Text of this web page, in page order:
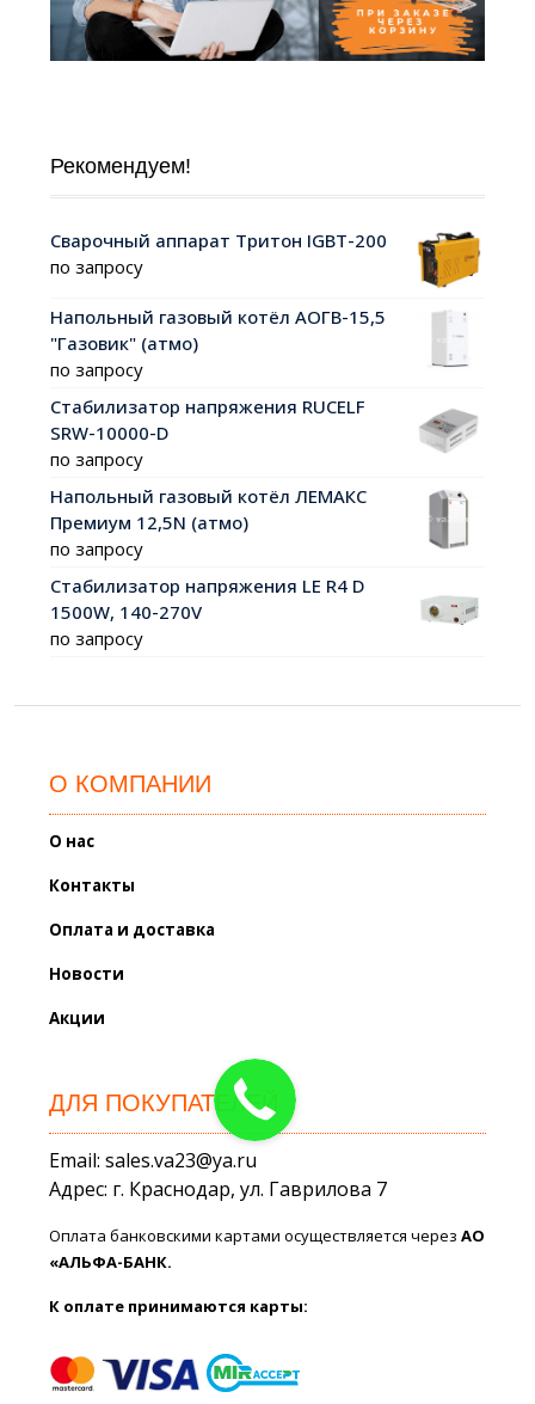
Рекомендуем!
Сварочный аппарат Тритон IGBT-200
по запросу
Напольный газовый котёл АОГВ-15,5
"Газовик" (атмо)
по запросу
Стабилизатор напряжения RUCELF
SRW-10000-D
по запросу
Напольный газовый котёл ЛЕМАКС
Премиум 12,5N (атмо)
по запросу
Стабилизатор напряжения LE R4 D
1500W, 140-270V
по запросу
О КОМПАНИИ
О нас
Контакты
Оплата и доставка
Новости
Акции
ДЛЯ ПОКУПАТЕЛЕЙ
Email: sales.va23@ya.ru
Адрес: г. Краснодар, ул. Гаврилова 7
Оплата банковскими картами осуществляется черезАО
«АЛЬФА-БАНК.
К оплате принимаются карты: